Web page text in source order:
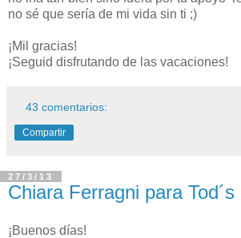
no sé que sería de mi vida sin ti ;)
¡Mil gracias!
¡Seguid disfrutando de las vacaciones!
43 comentarios:
Compartir
27/3/13
Chiara Ferragni para Tod´s
¡Buenos días!